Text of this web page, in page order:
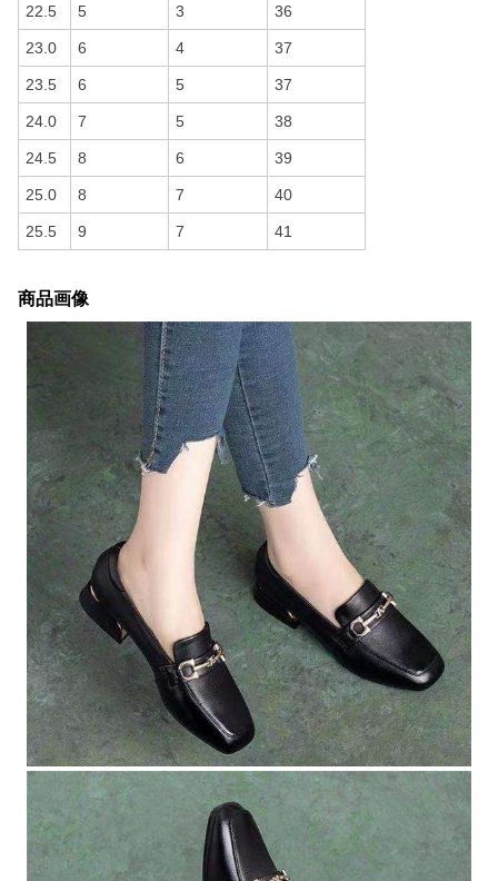
22.5 5 3 36
23.0 6 4 37
23.5 6 5 37
24.0 7 5 38
24.5 8 6 39
25.0 8 7 40
25.5 9 7 41
商品画像